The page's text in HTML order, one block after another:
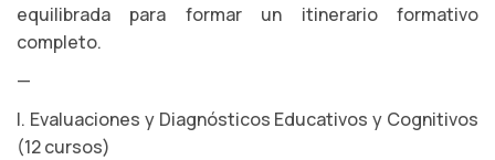
equilibrada para formar un itinerario formativo
completo.
—
I. Evaluaciones y Diagnósticos Educativos y Cognitivos
(12 cursos)